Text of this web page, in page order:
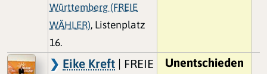
Württemberg (FREIE
WÄHLER), Listenplatz
16.
Eike Kreft | FREIE
Unentschieden